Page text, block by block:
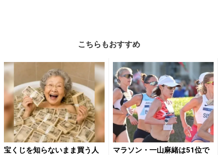
こちらもおすすめ
宝くじを知らないまま買う人
マラソン・一山麻緒は51位で